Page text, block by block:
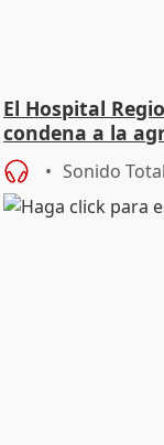
El Hospital
condena a la
Urgencias
Sonido